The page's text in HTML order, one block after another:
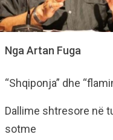
Nga Artan Fuga
“Shqiponja” dhe
Dallime shtresore në
sotme